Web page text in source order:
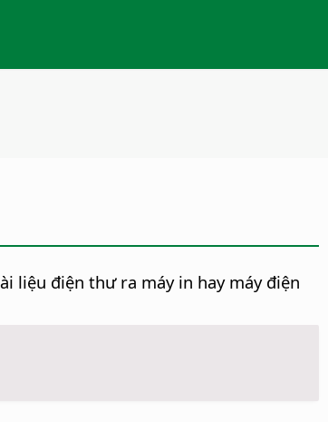
liệu điện thư ra máy in hay máy điện